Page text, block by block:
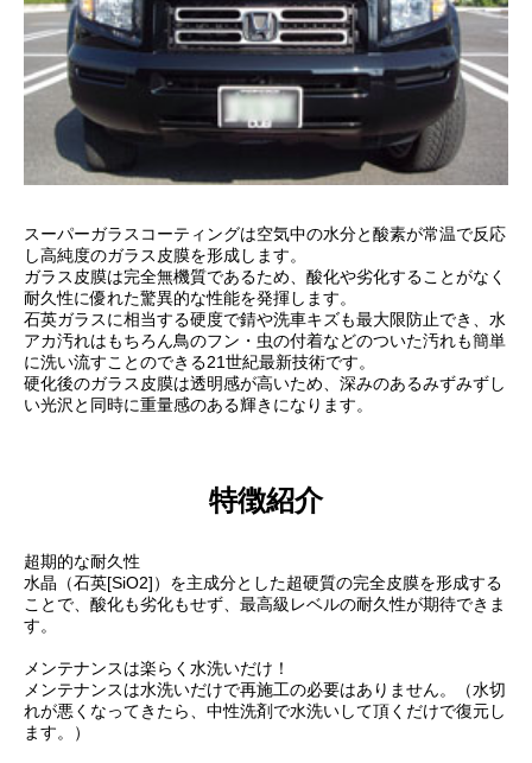
スーパーガラスコーティングは空気中の水分と酸素が常温で反応
し高純度のガラス皮膜を形成します。
ガラス皮膜は完全無機質であるため、酸化や劣化することがなく
耐久性に優れた驚異的な性能を発揮します。
石英ガラスに相当する硬度で錆や洗車キズも最大限防止でき、水
アカ汚れはもちろん鳥のフン・虫の付着などのついた汚れも簡単
に洗い流すことのできる21世紀最新技術です。
硬化後のガラス皮膜は透明感が高いため、深みのあるみずみずし
い光沢と同時に重量感のある輝きになります。
特徴紹介
超期的な耐久性
水晶（石英[SiO2]）を主成分とした超硬質の完全皮膜を形成する
ことで、酸化も劣化もせず、最高級レベルの耐久性が期待できま
す。
メンテナンスは楽らく水洗いだけ！
メンテナンスは水洗いだけで再施工の必要はありません。（水切
れが悪くなってきたら、中性洗剤で水洗いして頂くだけで復元し
ます。）